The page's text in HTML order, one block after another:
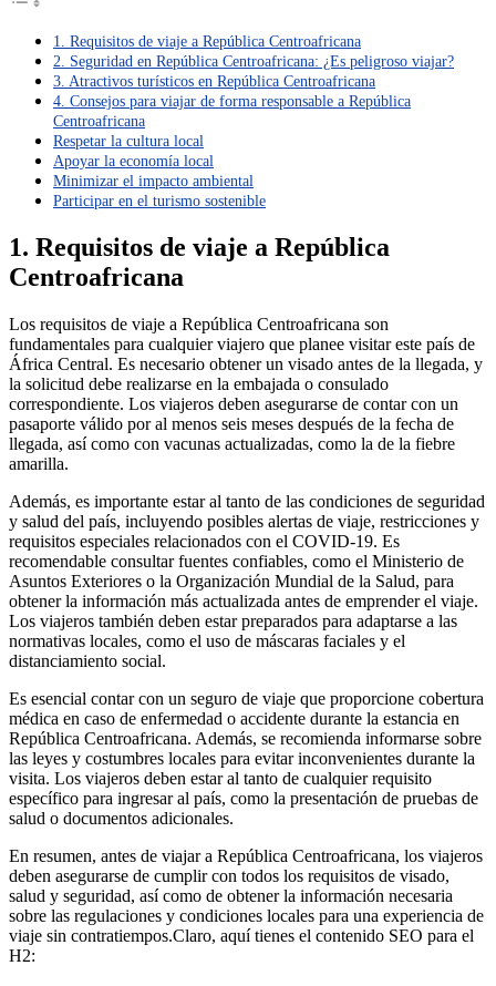
1. Requisitos de viaje a República Centroafricana
2. Seguridad en República Centroafricana: ¿Es peligroso viajar?
3. Atractivos turísticos en República Centroafricana
4. Consejos para viajar de forma responsable a República
Centroafricana
Respetar la cultura local
Apoyar la economía local
Minimizar el impacto ambiental
Participar en el turismo sostenible
1. Requisitos de viaje a República
Centroafricana
Los requisitos de viaje a República Centroafricana son
fundamentales para cualquier viajero que planee visitar este país de
África Central. Es necesario obtener un visado antes de la llegada, y
la solicitud debe realizarse en la embajada o consulado
correspondiente. Los viajeros deben asegurarse de contar con un
pasaporte válido por al menos seis meses después de la fecha de
llegada, así como con vacunas actualizadas, como la de la fiebre
amarilla.
Además, es importante estar al tanto de las condiciones de seguridad
y salud del país, incluyendo posibles alertas de viaje, restricciones y
requisitos especiales relacionados con el COVID-19. Es
recomendable consultar fuentes confiables, como el Ministerio de
Asuntos Exteriores o la Organización Mundial de la Salud, para
obtener la información más actualizada antes de emprender el viaje.
Los viajeros también deben estar preparados para adaptarse a las
normativas locales, como el uso de máscaras faciales y el
distanciamiento social.
Es esencial contar con un seguro de viaje que proporcione cobertura
médica en caso de enfermedad o accidente durante la estancia en
República Centroafricana. Además, se recomienda informarse sobre
las leyes y costumbres locales para evitar inconvenientes durante la
visita. Los viajeros deben estar al tanto de cualquier requisito
específico para ingresar al país, como la presentación de pruebas de
salud o documentos adicionales.
En resumen, antes de viajar a República Centroafricana, los viajeros
deben asegurarse de cumplir con todos los requisitos de visado,
salud y seguridad, así como de obtener la información necesaria
sobre las regulaciones y condiciones locales para una experiencia de
viaje sin contratiempos.Claro, aquí tienes el contenido SEO para el
H2: